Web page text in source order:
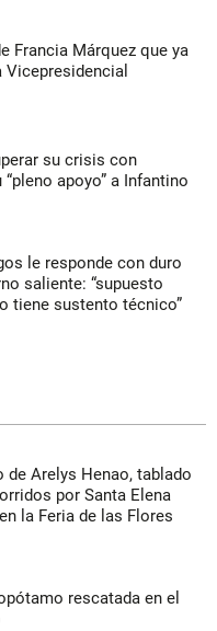
Francia Márquez que ya
Vicepresidencial
su crisis con
apoyo” a Infantino
le responde con duro
saliente: “supuesto
tiene sustento técnico”
Arelys Henao, tablado
por Santa Elena
la Feria de las Flores
rescatada en el